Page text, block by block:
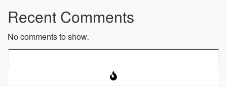
Recent Comments
No comments to show.